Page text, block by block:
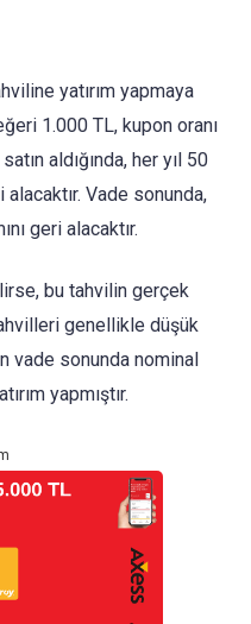
yatırım yapmaya
1.000 TL, kupon oranı
aldığında, her yıl 50
Vade sonunda,
geri alacaktır.
bu tahvilin gerçek
genellikle düşük
vade sonunda nominal
yapmıştır.